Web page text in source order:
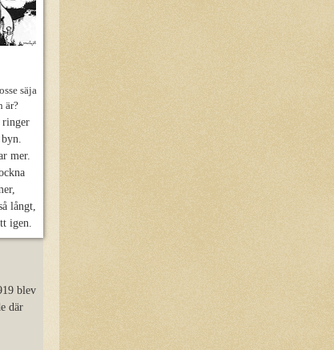
säja
är?
mer.
långt,
igen.
blev
där